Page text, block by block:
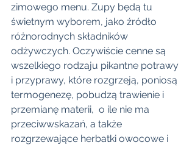
zimowego menu. Zupy będą tu
świetnym wyborem, jako źródło
różnorodnych składników
odżywczych. Oczywiście cenne są
wszelkiego rodzaju pikantne potrawy
i przyprawy, które rozgrzeją, poniosą
termogenezę, pobudzą trawienie i
przemianę materii,  o ile nie ma
przeciwwskazań, a także
rozgrzewające herbatki owocowe i